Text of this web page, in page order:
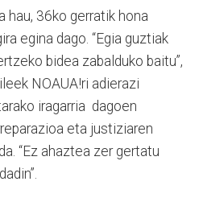
hau, 36ko gerratik hona
egina dago. “Egia guztiak
bidea zabalduko baitu”,
NOAUA!ri adierazi
iragarria dagoen
eta justiziaren
“Ez ahaztea zer gertatu